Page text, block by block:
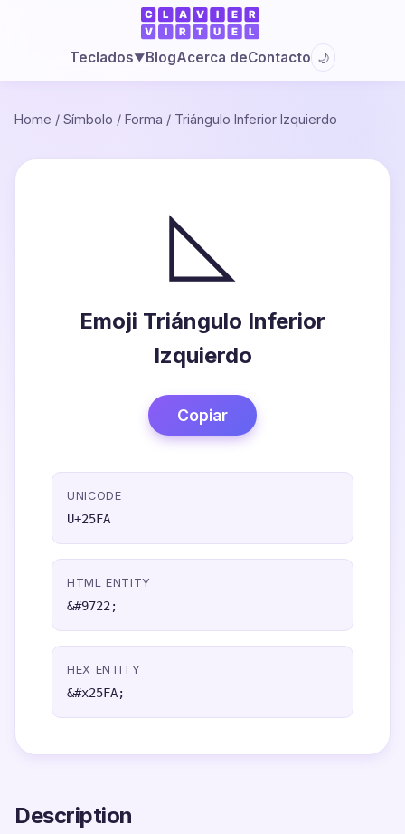
Teclados▼BlogAcerca deContacto 🌙
Home / Símbolo / Forma / Triángulo Inferior Izquierdo
◺
Emoji Triángulo Inferior
Izquierdo
Copiar
UNICODE
U+25FA
HTML ENTITY
&#9722;
HEX ENTITY
&#x25FA;
Description